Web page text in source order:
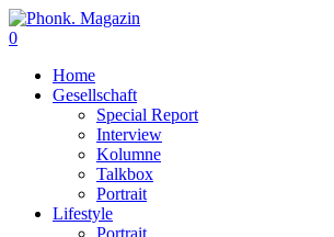
0
Home
Gesellschaft
Special Report
Interview
Kolumne
Talkbox
Portrait
Lifestyle
Portrait